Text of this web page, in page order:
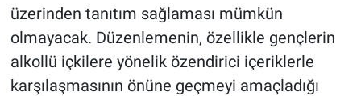
üzerinden tanıtım sağlaması mümkün
olmayacak. Düzenlemenin, özellikle gençlerin
alkollü içkilere yönelik özendirici içeriklerle
karşılaşmasının önüne geçmeyi amaçladığı